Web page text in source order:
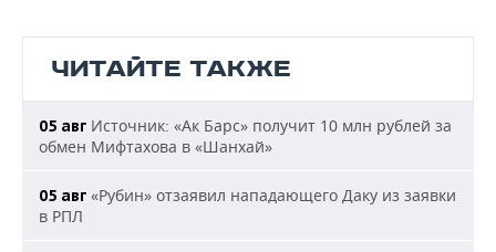
ЧИТАЙТЕ ТАКЖЕ
05 авг Источник: «Ак Барс» получит 10 млн рублей за
обмен Мифтахова в «Шанхай»
05 авг «Рубин» отзаявил нападающего Даку из заявки
в РПЛ